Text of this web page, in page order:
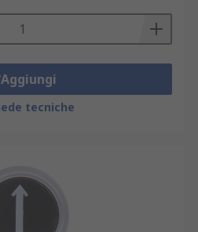
Aggiungi
tecniche